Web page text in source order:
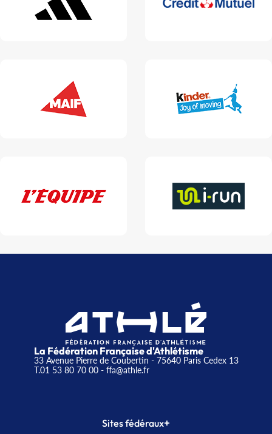
La Fédération Française d'Athlétisme
33 Avenue Pierre de Coubertin - 75640 Paris Cedex 13
T.01 53 80 70 00- ffa@athle.fr
Sites fédéraux+